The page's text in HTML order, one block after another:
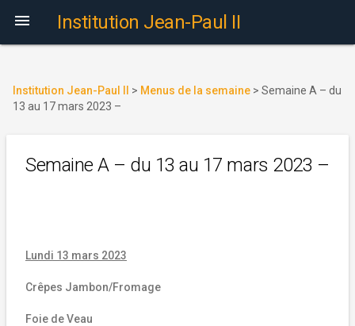
 Institution Jean-Paul II
Institution Jean-Paul II > Menus de la semaine > Semaine A – du
13 au 17 mars 2023 –
Semaine A – du 13 au 17 mars 2023 –
Lundi 13 mars 2023
Crêpes Jambon/Fromage
Foie de Veau